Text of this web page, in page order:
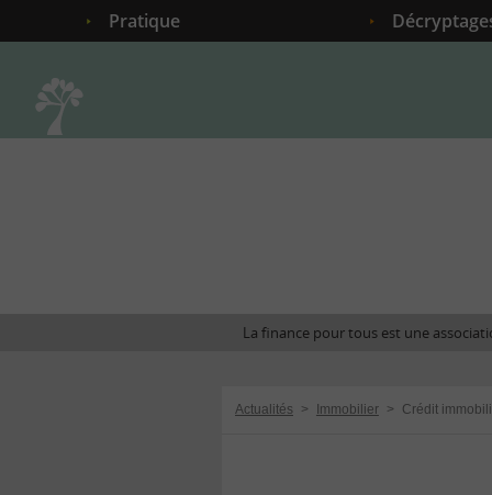
Pratique
La finance pour tous est une
Actualités > Immobilier > Crédit